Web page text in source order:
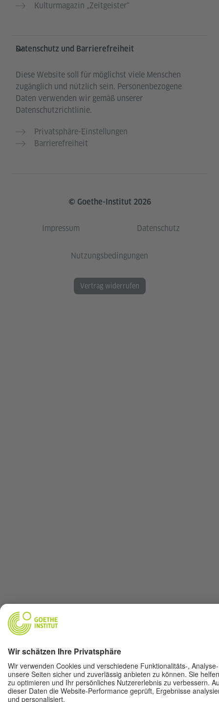
Kulturmagazin „Zeitgeister“
Datenschutz und Barrierefreiheit
Diese Website soll für möglichst viele Menschen
zugänglich und nützlich sein. Personenbezogene
Daten verwenden wir gemäß unserer
Datenschutzrichtlinie.
Privatsphäre-Einstellungen
Barrierefreiheit
© Goethe-Institut 2026
Impressum Datenschutz
Nutzungsbedingungen
Vertrag widerrufen